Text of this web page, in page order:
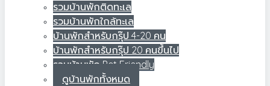
รวมบ้านพักติดทะเล
รวมบ้านพักใกล้ทะเล
บ้านพักสำหรับกรุ๊ป 4-20 คน
บ้านพักสำหรับกรุ๊ป 20 คนขึ้นไป
รวมบ้านพัก Pet Friendly
ดูบ้านพักทั้งหมด